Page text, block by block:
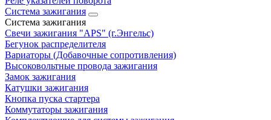
Система зажигания
Система зажигания
Свечи зажигания "APS" (г.Энгельс)
Бегунок распределителя
Вариаторы (Добавочные сопротивления)
Высоковольтные провода зажигания
Замок зажигания
Катушки зажигания
Кнопка пуска стартера
Коммутаторы зажигания